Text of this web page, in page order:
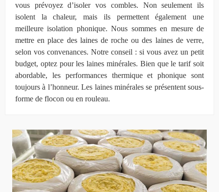
vous prévoyez d’isoler vos combles. Non seulement ils
isolent la chaleur, mais ils permettent également une
meilleure isolation phonique. Nous sommes en mesure de
mettre en place des laines de roche ou des laines de verre,
selon vos convenances. Notre conseil : si vous avez un petit
budget, optez pour les laines minérales. Bien que le tarif soit
abordable, les performances thermique et phonique sont
toujours à l’honneur. Les laines minérales se présentent sous-
forme de flocon ou en rouleau.